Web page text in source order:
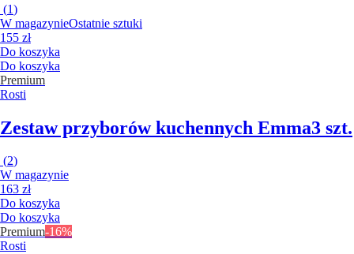
(1)
W magazynieOstatnie sztuki
155 zł
Do koszyka
Do koszyka
Premium
Rosti
Zestaw przyborów kuchennych Emma3 szt.
(2)
W magazynie
163 zł
Do koszyka
Do koszyka
Premium-16%
Rosti